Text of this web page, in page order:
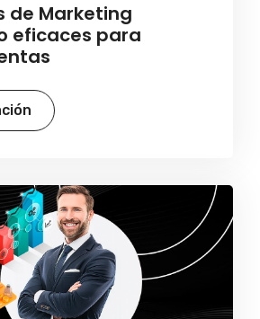
de Marketing
eficaces para